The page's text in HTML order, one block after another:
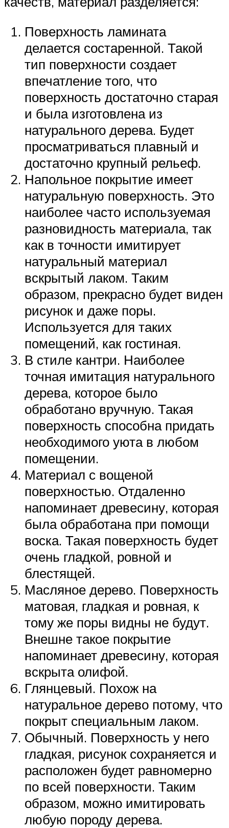
Поверхность ламината
делается состаренной. Такой
тип поверхности создает
впечатление того, что
поверхность достаточно старая
и была изготовлена из
натурального дерева. Будет
просматриваться плавный и
достаточно крупный рельеф.
Напольное покрытие имеет
натуральную поверхность. Это
наиболее часто используемая
разновидность материала, так
как в точности имитирует
натуральный материал
вскрытый лаком. Таким
образом, прекрасно будет виден
рисунок и даже поры.
Используется для таких
помещений, как гостиная.
В стиле кантри. Наиболее
точная имитация натурального
дерева, которое было
обработано вручную. Такая
поверхность способна придать
необходимого уюта в любом
помещении.
Материал с вощеной
поверхностью. Отдаленно
напоминает древесину, которая
была обработана при помощи
воска. Такая поверхность будет
очень гладкой, ровной и
блестящей.
Масляное дерево. Поверхность
матовая, гладкая и ровная, к
тому же поры видны не будут.
Внешне такое покрытие
напоминает древесину, которая
вскрыта олифой.
Глянцевый. Похож на
натуральное дерево потому, что
покрыт специальным лаком.
Обычный. Поверхность у него
гладкая, рисунок сохраняется и
расположен будет равномерно
по всей поверхности. Таким
образом, можно имитировать
любую породу дерева.